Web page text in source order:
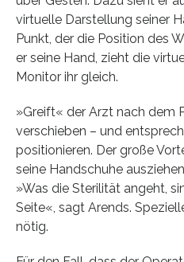
virtuelle Darstellung seiner
Punkt, der die Position des
er seine Hand, zieht die
Monitor ihr gleich.
»Greift« der Arzt nach dem
verschieben – und
positionieren. Der große
seine Handschuhe
»Was die Sterilität angeht,
Seite«, sagt Arends.
nötig.